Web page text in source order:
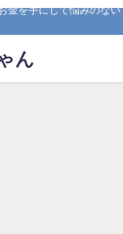
金を手にして悩みのない
ん